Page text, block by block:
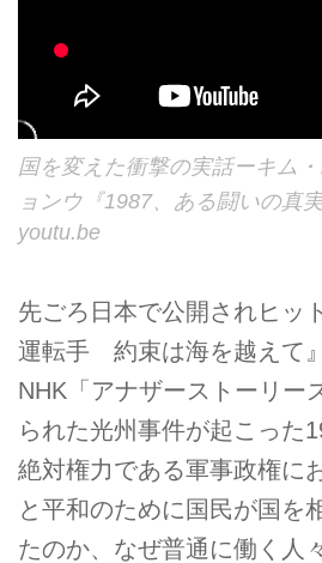
国を変えた衝撃の実話ーキム
ョンウ『1987、ある闘いの真
youtu.be
先ごろ日本で公開されヒッ
運転手 約束は海を越えて』
NHK「アナザーストーリー
られた光州事件が起こった
絶対権力である軍事政権に
と平和のために国民が国を
たのか、なぜ普通に働く人